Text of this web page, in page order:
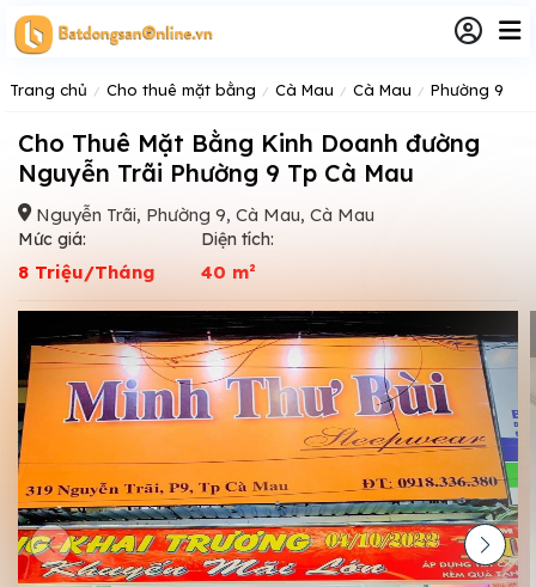
Trang chủ Cho thuê mặt bằng Cà Mau Cà Mau Phường 9
Cho Thuê Mặt Bằng Kinh Doanh đường
Nguyễn Trãi Phường 9 Tp Cà Mau
Nguyễn Trãi, Phường 9, Cà Mau, Cà Mau
Mức giá:
8 Triệu/Tháng
Diện tích:
40 m²